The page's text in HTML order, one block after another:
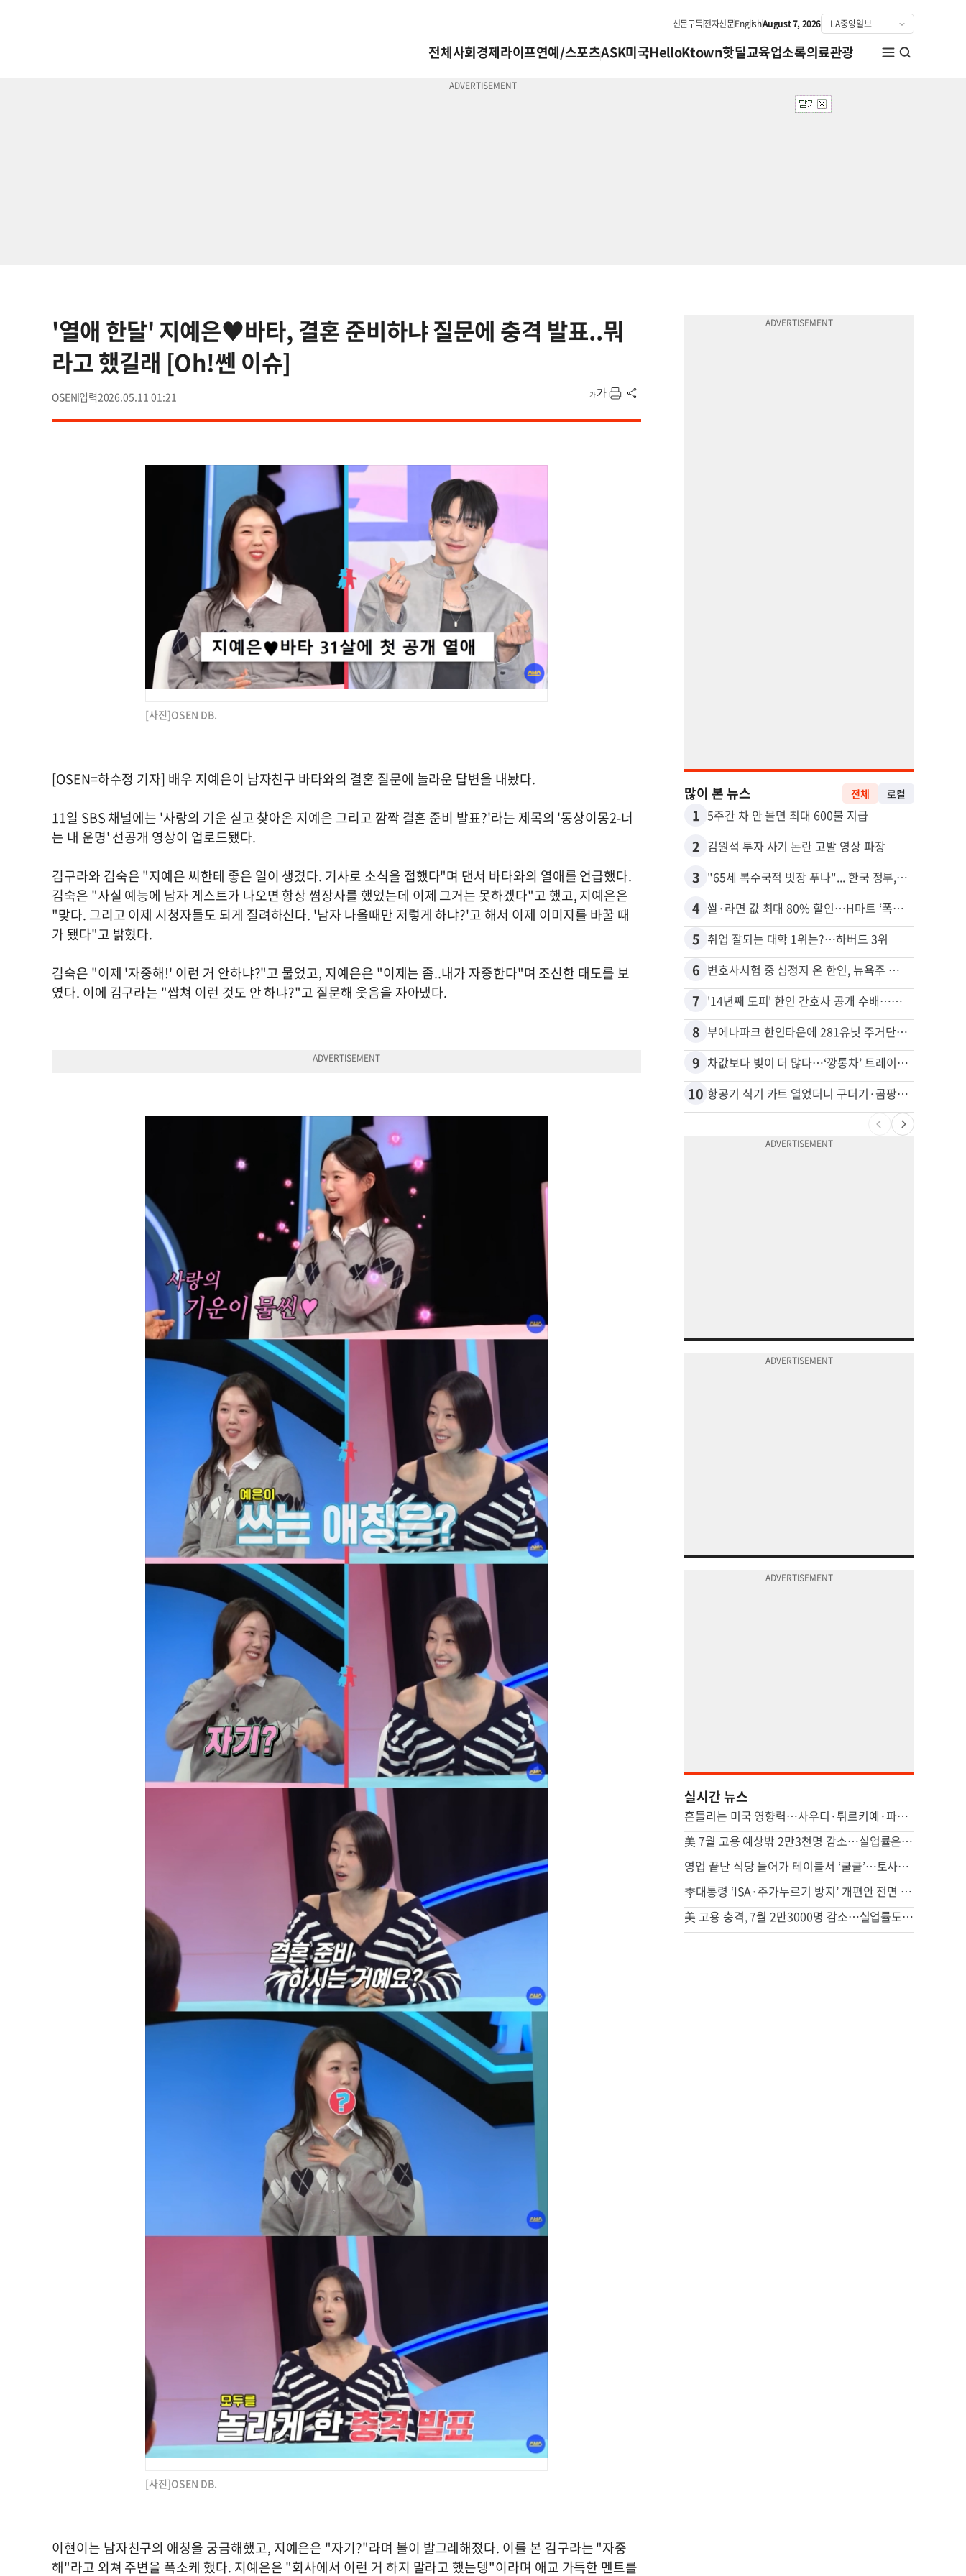
신문구독전자신문EnglishAugust 7, 2026
전체사회경제라이프연예/스포츠ASK미국HelloKtown핫딜교육업소록의료관광
'열애 한달' 지예은♥바타, 결혼 준비하냐 질문에 충격 발표..뭐
라고 했길래 [Oh!쎈 이슈]
OSEN 2026.05.11 01:21
[사진]OSEN DB.
[OSEN=하수정 기자] 배우 지예은이 남자친구 바타와의 결혼 질문에 놀라운 답변을 내놨다.
11일 SBS 채널에는 '사랑의 기운 싣고 찾아온 지예은 그리고 깜짝 결혼 준비 발표?'라는 제목의 '동상이몽2-너
는 내 운명' 선공개 영상이 업로드됐다.
김구라와 김숙은 "지예은 씨한테 좋은 일이 생겼다. 기사로 소식을 접했다"며 댄서 바타와의 열애를 언급했다.
김숙은 "사실 예능에 남자 게스트가 나오면 항상 썸장사를 했었는데 이제 그거는 못하겠다"고 했고, 지예은은
"맞다. 그리고 이제 시청자들도 되게 질려하신다. '남자 나올때만 저렇게 하냐?'고 해서 이제 이미지를 바꿀 때
가 됐다"고 밝혔다.
김숙은 "이제 '자중해!' 이런 거 안하냐?"고 물었고, 지예은은 "이제는 좀..내가 자중한다"며 조신한 태도를 보
였다. 이에 김구라는 "쌉쳐 이런 것도 안 하냐?"고 질문해 웃음을 자아냈다.
[사진]OSEN DB.
이현이는 남자친구의 애칭을 궁금해했고, 지예은은 "자기?"라며 볼이 발그레해졌다. 이를 본 김구라는 "자중
해"라고 외쳐 주변을 폭소케 했다. 지예은은 "회사에서 이런 거 하지 말라고 했는뎅"이라며 애교 가득한 멘트를
많이 본 뉴스 전체 로컬
1 5주간 차 안 몰면 최대 600불 지급
2 김원석 투자 사기 논란 고발 영상 파장
3 "65세 복수국적 빗장 푸나"... 한국 정부, 연령 완화 전면 추진
4 쌀·라면 값 최대 80% 할인…H마트 ‘폭탄 세일’
5 취업 잘되는 대학 1위는?…하버드 3위
6 변호사시험 중 심정지 온 한인, 뉴욕주 제소
7 '14년째 도피' 한인 간호사 공개 수배…메디케어 사기 유죄
8 부에나파크 한인타운에 281유닛 주거단지 들어선다
9 차값보다 빚이 더 많다…‘깡통차’ 트레이드인 급증
10 항공기 식기 카트 열었더니 구더기·곰팡이…LAX 기내식 업체 논란
실시간 뉴스
흔들리는 미국 영향력…사우디·튀르키예·파키스탄 안보 손잡았다(종합)
美 7월 고용 예상밖 2만3천명 감소…실업률은 4.1%로 떨어져(종합)
영업 끝난 식당 들어가 테이블서 ‘쿨쿨’…토사물까지 남기고 사라져
李대통령 ‘ISA·주가누르기 방지’ 개편안 전면 재검토 지시
美 고용 충격, 7월 2만3000명 감소…실업률도 감소해 엇갈린 신호